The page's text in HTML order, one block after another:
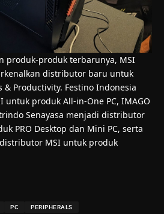
produk-produk terbarunya, MSI
distributor baru untuk
Productivity. Festino Indonesia
produk All-in-One PC, IMAGO
Senayasa menjadi distributor
PRO Desktop dan Mini PC, serta
distributor MSI untuk produk
PC PERIPHERALS